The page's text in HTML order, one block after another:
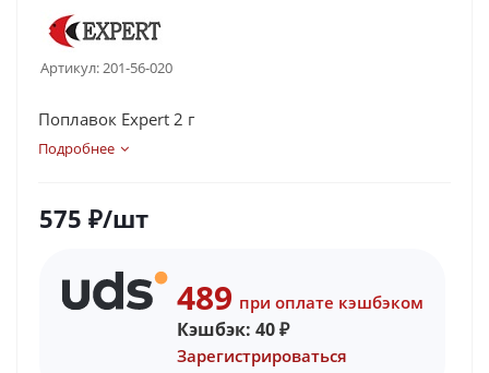
Артикул:201-56-020
Поплавок Expert 2 г
Подробнее
575 ₽/шт
489 при оплате кэшбэком
Кэшбэк: 40₽
Зарегистрироваться